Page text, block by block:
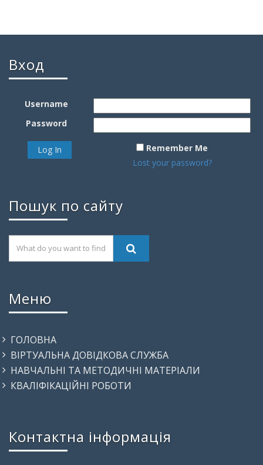
Вход
Username
Password
Remember Me
Lost your password?
Пошук по сайту
Меню
ГОЛОВНА
ВІРТУАЛЬНА ДОВІДКОВА СЛУЖБА
НАВЧАЛЬНІ ТА МЕТОДИЧНІ МАТЕРІАЛИ
КВАЛІФІКАЦІЙНІ РОБОТИ
Контактна інформація